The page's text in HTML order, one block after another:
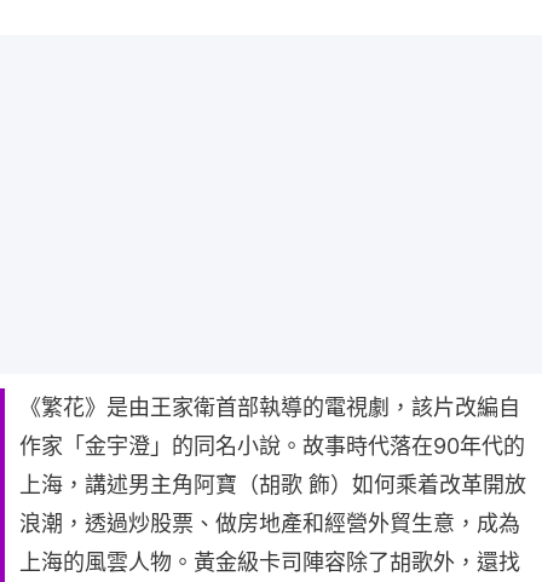
《繁花》是由王家衛首部執導的電視劇，該片改編自
作家「金宇澄」的同名小說。故事時代落在90年代的
上海，講述男主角阿寶（胡歌 飾）如何乘着改革開放
浪潮，透過炒股票、做房地產和經營外貿生意，成為
上海的風雲人物。黃金級卡司陣容除了胡歌外，還找